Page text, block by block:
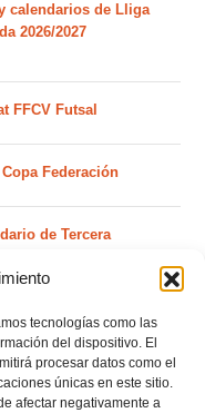
tecnologías como las
del dispositivo. El
procesar datos como el
únicas en este sitio.
afectar negativamente a
calendarios de Lliga
2026/2027
FFCV Futsal
Federación
de Tercera
Autonòmica Juvenil de
2027